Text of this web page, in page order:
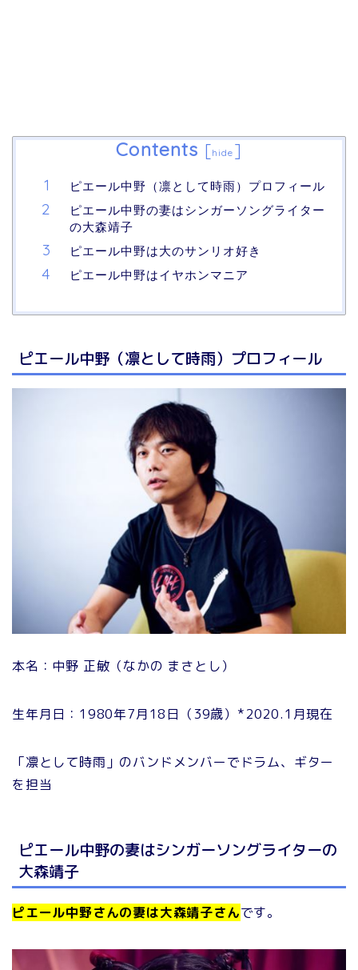
Contents [hide ]
ピエール中野（凛として時雨）プロフィール
ピエール中野の妻はシンガーソングライター
の大森靖子
ピエール中野は大のサンリオ好き
ピエール中野はイヤホンマニア
ピエール中野（凛として時雨）プロフィール
本名：中野 正敏（なかの まさとし）
生年月日：1980年7月18日（39歳）*2020.1月現在
「凛として時雨」のバンドメンバーでドラム、ギター
を担当
ピエール中野の妻はシンガーソングライターの
大森靖子
ピエール中野さんの妻は大森靖子さんです。